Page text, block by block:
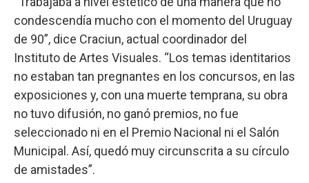
condescendía mucho con el momento del Uruguay
de 90”, dice Craciun, actual coordinador del
Instituto de Artes Visuales. “Los temas identitarios
no estaban tan pregnantes en los concursos, en las
exposiciones y, con una muerte temprana, su obra
no tuvo difusión, no ganó premios, no fue
seleccionado ni en el Premio Nacional ni el Salón
Municipal. Así, quedó muy circunscrita a su círculo
de amistades”.